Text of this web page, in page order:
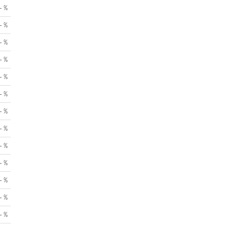
- %
- %
- %
- %
- %
- %
- %
- %
- %
- %
- %
- %
- %